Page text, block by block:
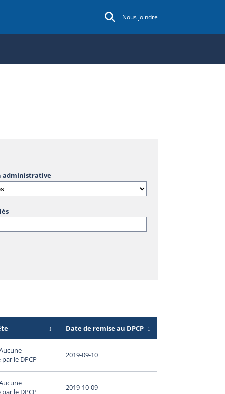
Nous joindre
administrative
↕ Date de remise au DPCP ↕
le DPCP
2019-09-10
le DPCP
2019-10-09